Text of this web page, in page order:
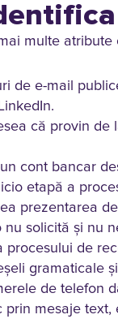
multe atribute
de e-mail
că provin de
cont bancar
etapă a
prezentarea
nu solicită și nu
procesului de
gramaticale
de telefon
prin mesaje